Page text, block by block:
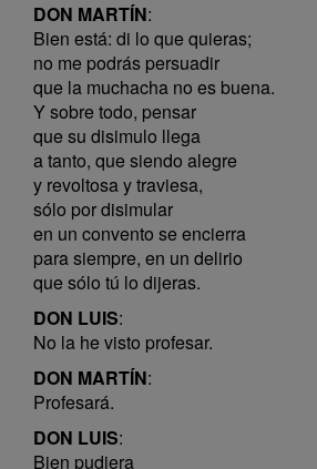
DON MARTÍN:
Bien está: di lo que quieras;
no me podrás persuadir
que la muchacha no es buena.
Y sobre todo, pensar
que su disimulo llega
a tanto, que siendo alegre
y revoltosa y traviesa,
sólo por disimular
en un convento se encierra
para siempre, en un delirio
que sólo tú lo dijeras.
DON LUIS:
No la he visto profesar.
DON MARTÍN:
Profesará.
DON LUIS:
Bien pudiera